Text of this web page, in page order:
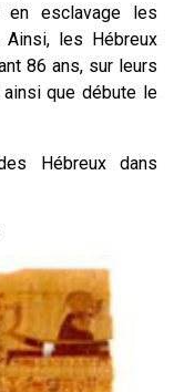
en esclavage les
Ainsi, les Hébreux
86 ans, sur leurs
ainsi que débute le
Hébreux dans